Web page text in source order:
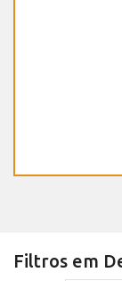
Filtros em